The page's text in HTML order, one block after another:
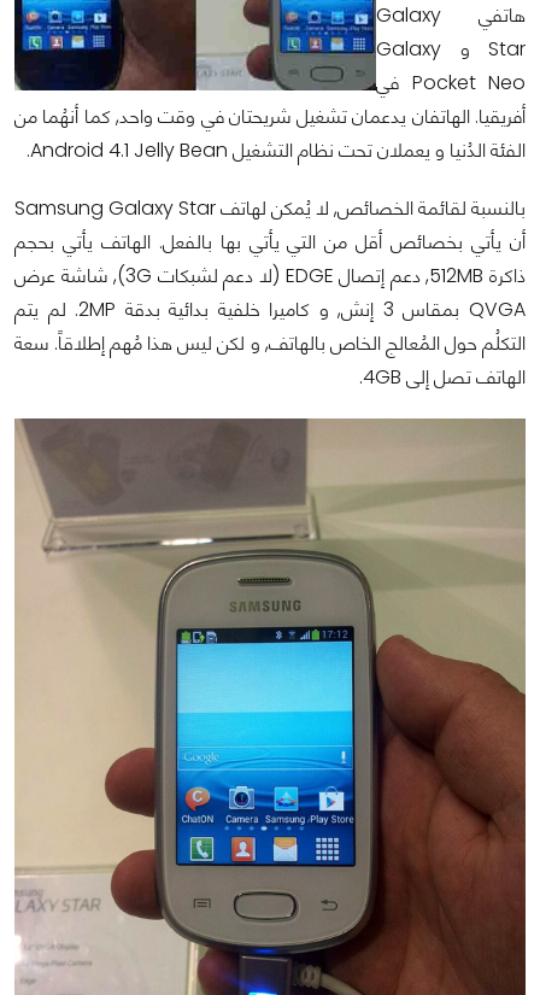
هاتفي Galaxy
Star و Galaxy
Pocket Neo في
أفريقيا. الهاتفان يدعمان تشغيل شريحتان في وقت واحد, كما أنهُما من
الفئة الدُنيا و يعملان تحت نظام التشغيل Android 4.1 Jelly Bean.
بالنسبة لقائمة الخصائص, لا يُمكن لهاتف Samsung Galaxy Star
أن يأتي بخصائص أقل من التي يأتي بها بالفعل. الهاتف يأتي بحجم
ذاكرة 512MB, دعم إتصال EDGE (لا دعم لشبكات 3G), شاشة عرض
QVGA بمقاس 3 إنش, و كاميرا خلفية بدائية بدقة 2MP. لم يتم
التكلُم حول المُعالج الخاص بالهاتف, و لكن ليس هذا مُهم إطلاقاً. سعة
الهاتف تصل إلى 4GB.